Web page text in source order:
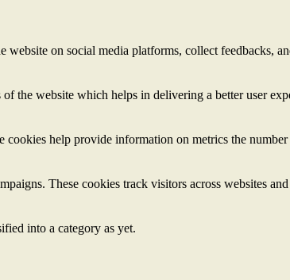
on social media platforms, collect feedbacks,
the website which helps in delivering a better user
help provide information on metrics the
These cookies track visitors across websites
into a category as yet.